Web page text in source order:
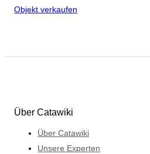
Objekt verkaufen
Über Catawiki
Über Catawiki
Unsere Experten